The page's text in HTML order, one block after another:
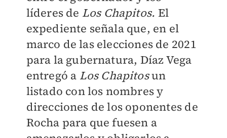
líderes de Los Chapitos. El
expediente señala que, en el
marco de las elecciones de 2021
para la gubernatura, Díaz Vega
entregó a Los Chapitosun
listado con los nombres y
direcciones de los oponentes de
Rocha para que fuesen a